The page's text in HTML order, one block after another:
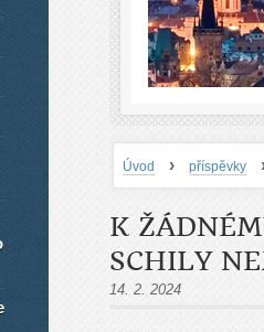
Úvod › příspěvky
K
SCHILY
14. 2. 2024